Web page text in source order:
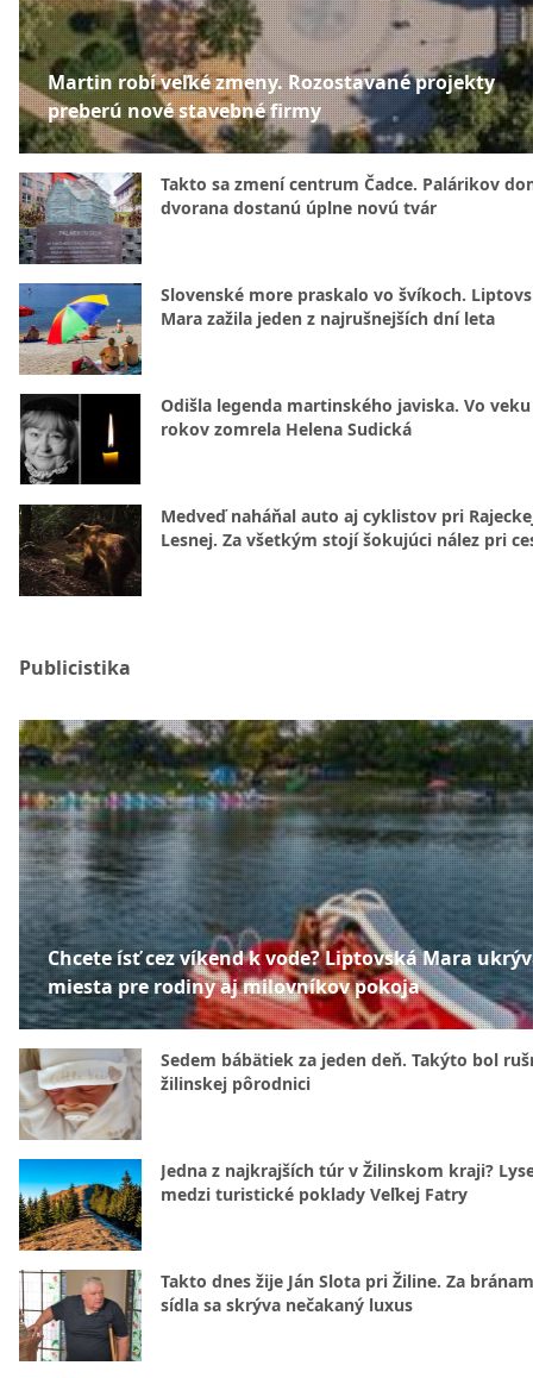
Martin robí veľké zmeny. Rozostavané projekty
preberú nové stavebné firmy
Takto sa zmení centrum Čadce. Palárikov
dvorana dostanú úplne novú tvár
Slovenské more praskalo vo švíkoch.
Mara zažila jeden z najrušnejších dní leta
Odišla legenda martinského javiska. Vo veku
rokov zomrela Helena Sudická
Medveď naháňal auto aj cyklistov pri
Lesnej. Za všetkým stojí šokujúci nález pri
Publicistika
Chcete ísť cez víkend k vode? Liptovská Mara
miesta pre rodiny aj milovníkov pokoja
Sedem bábätiek za jeden deň. Takýto bol
žilinskej pôrodnici
Jedna z najkrajších túr v Žilinskom kraji?
medzi turistické poklady Veľkej Fatry
Takto dnes žije Ján Slota pri Žiline. Za
sídla sa skrýva nečakaný luxus